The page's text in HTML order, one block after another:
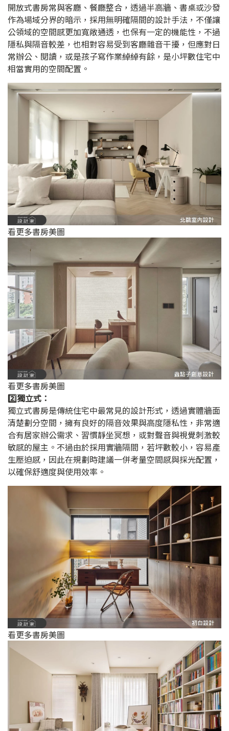
開放式書房常與客廳、餐廳整合，透過半高牆、書桌或沙發
作為場域分界的暗示，採用無明確隔間的設計手法，不僅讓
公領域的空間感更加寬敞通透，也保有一定的機能性，不過
隱私與隔音較差，也相對容易受到客廳雜音干擾，但應對日
常辦公、閱讀，或是孩子寫作業綽綽有餘，是小坪數住宅中
相當實用的空間配置。
看更多書房美圖
看更多書房美圖
2️⃣獨立式：
獨立式書房是傳統住宅中最常見的設計形式，透過實體牆面
清楚劃分空間，擁有良好的隔音效果與高度隱私性，非常適
合有居家辦公需求、習慣靜坐冥想，或對聲音與視覺刺激較
敏感的屋主。不過由於採用實牆隔間，若坪數較小，容易產
生壓迫感，因此在規劃時建議一併考量空間感與採光配置，
以確保舒適度與使用效率。
看更多書房美圖